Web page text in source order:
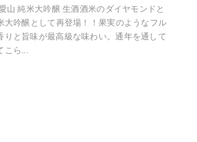
山 純米大吟醸 生酒酒米のダイヤモンドと
大吟醸として再登場！！果実のようなフル
りと旨味が最高級な味わい。通年を通して
ら...